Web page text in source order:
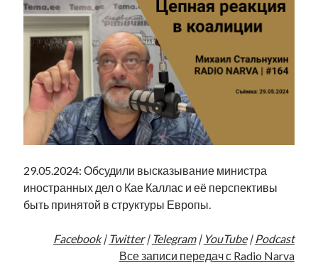
29.05.2024: Обсудили высказывание министра
иностранных дел о Кае Каллас и её перспективы
быть принятой в структуры Европы.
Facebook| Twitter| Telegram| YouTube| Podcast
Все записи передач с Radio Narva